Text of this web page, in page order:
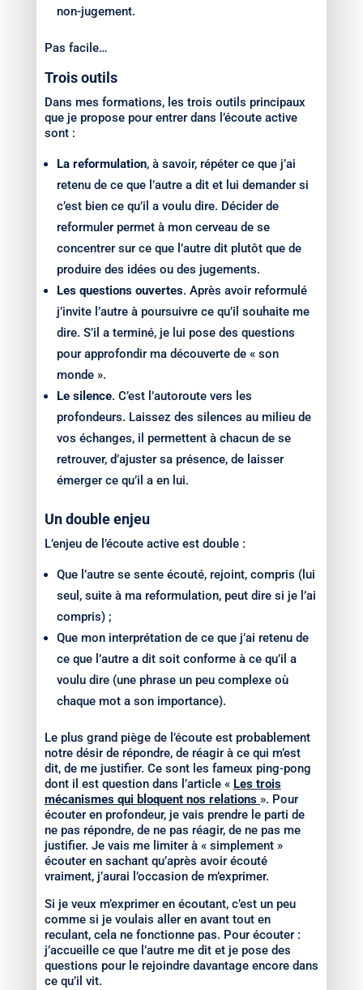
non-jugement.
Pas facile…
Trois outils
Dans mes formations, les trois outils principaux
que je propose pour entrer dans l’écoute active
sont :
La reformulation, à savoir, répéter ce que j’ai
retenu de ce que l’autre a dit et lui demander si
c’est bien ce qu’il a voulu dire. Décider de
reformuler permet à mon cerveau de se
concentrer sur ce que l’autre dit plutôt que de
produire des idées ou des jugements.
Les questions ouvertes. Après avoir reformulé
j’invite l’autre à poursuivre ce qu’il souhaite me
dire. S’il a terminé, je lui pose des questions
pour approfondir ma découverte de « son
monde ».
Le silence. C’est l’autoroute vers les
profondeurs. Laissez des silences au milieu de
vos échanges, il permettent à chacun de se
retrouver, d’ajuster sa présence, de laisser
émerger ce qu’il a en lui.
Un double enjeu
L’enjeu de l’écoute active est double :
Que l’autre se sente écouté, rejoint, compris (lui
seul, suite à ma reformulation, peut dire si je l’ai
compris) ;
Que mon interprétation de ce que j’ai retenu de
ce que l’autre a dit soit conforme à ce qu’il a
voulu dire (une phrase un peu complexe où
chaque mot a son importance).
Le plus grand piège de l’écoute est probablement
notre désir de répondre, de réagir à ce qui m’est
dit, de me justifier. Ce sont les fameux ping-pong
dont il est question dans l’article « Les trois
mécanismes qui bloquent nos relations ». Pour
écouter en profondeur, je vais prendre le parti de
ne pas répondre, de ne pas réagir, de ne pas me
justifier. Je vais me limiter à « simplement »
écouter en sachant qu’après avoir écouté
vraiment, j’aurai l’occasion de m’exprimer.
Si je veux m’exprimer en écoutant, c’est un peu
comme si je voulais aller en avant tout en
reculant, cela ne fonctionne pas. Pour écouter :
j’accueille ce que l’autre me dit et je pose des
questions pour le rejoindre davantage encore dans
ce qu’il vit.